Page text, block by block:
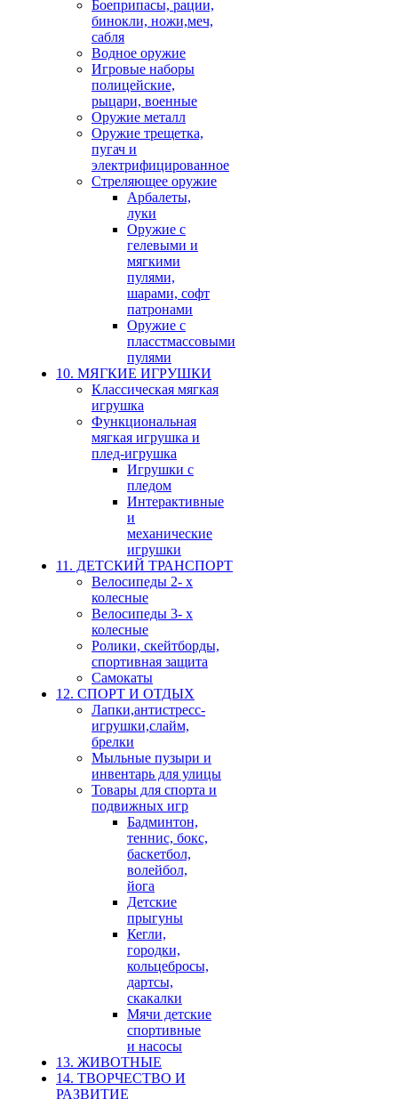
Боеприпасы, рации,
бинокли, ножи,меч,
сабля
Водное оружие
Игровые наборы
полицейские,
рыцари, военные
Оружие металл
Оружие трещетка,
пугач и
электрифицированное
Стреляющее оружие
Арбалеты,
луки
Оружие с
гелевыми и
мягкими
пулями,
шарами, софт
патронами
Оружие с
пласстмассовыми
пулями
10. МЯГКИЕ ИГРУШКИ
Классическая мягкая
игрушка
Функциональная
мягкая игрушка и
плед-игрушка
Игрушки с
пледом
Интерактивные
и
механические
игрушки
11. ДЕТСКИЙ ТРАНСПОРТ
Велосипеды 2- х
колесные
Велосипеды 3- х
колесные
Ролики, скейтборды,
спортивная защита
Самокаты
12. СПОРТ И ОТДЫХ
Лапки,антистресс-
игрушки,слайм,
брелки
Мыльные пузыри и
инвентарь для улицы
Товары для спорта и
подвижных игр
Бадминтон,
теннис, бокс,
баскетбол,
волейбол,
йога
Детские
прыгуны
Кегли,
городки,
кольцебросы,
дартсы,
скакалки
Мячи детские
спортивные
и насосы
13. ЖИВОТНЫЕ
14. ТВОРЧЕСТВО И
РАЗВИТИЕ